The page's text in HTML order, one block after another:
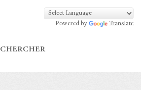
Powered by Translate
CHERCHER